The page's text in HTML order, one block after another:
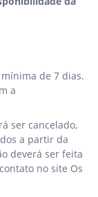
de 7 dias.
a
ser cancelado,
a partir da
deverá ser feita
no site Os